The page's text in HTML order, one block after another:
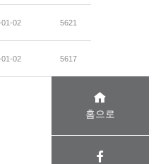
02 5621
02 5617
홈으로